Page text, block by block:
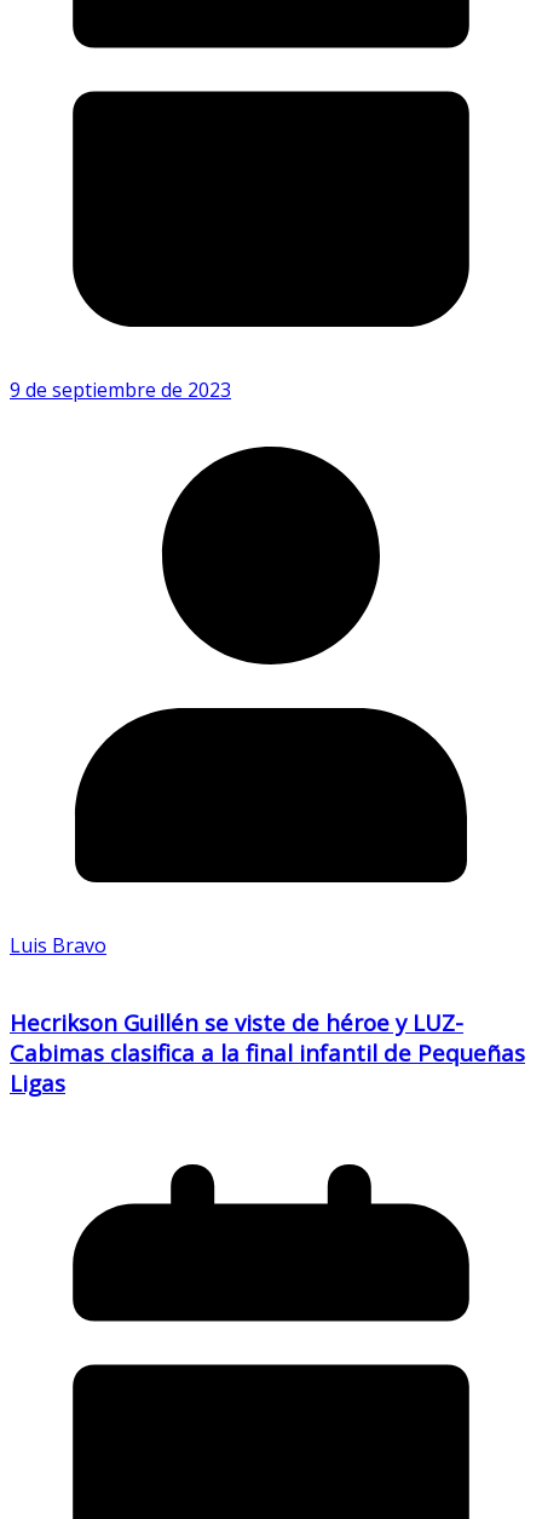
9 de septiembre de 2023
Luis Bravo
Hecrikson Guillén se viste de héroe y LUZ-
Cabimas clasifica a la final infantil de Pequeñas
Ligas